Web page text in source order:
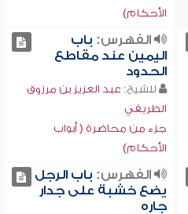
الأحكام)
الفهرس: باب
اليمين عند مقاطع
الحدود
للشيخ: عبد العزيز بن مرزوق
الطريفي
جزء من محاضرة ( أبواب
الأحكام)
الفهرس: باب الرجل
يضع خشبة على جدار
جاره